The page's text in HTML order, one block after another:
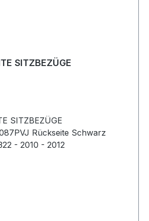
SITZBEZÜGE
SITZBEZÜGE
Rückseite Schwarz
- 2010 - 2012